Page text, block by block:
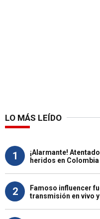
LO MÁS LEÍDO
1
¡Alarmante!
heridos en
2
Famoso influencer
transmisión en vivo